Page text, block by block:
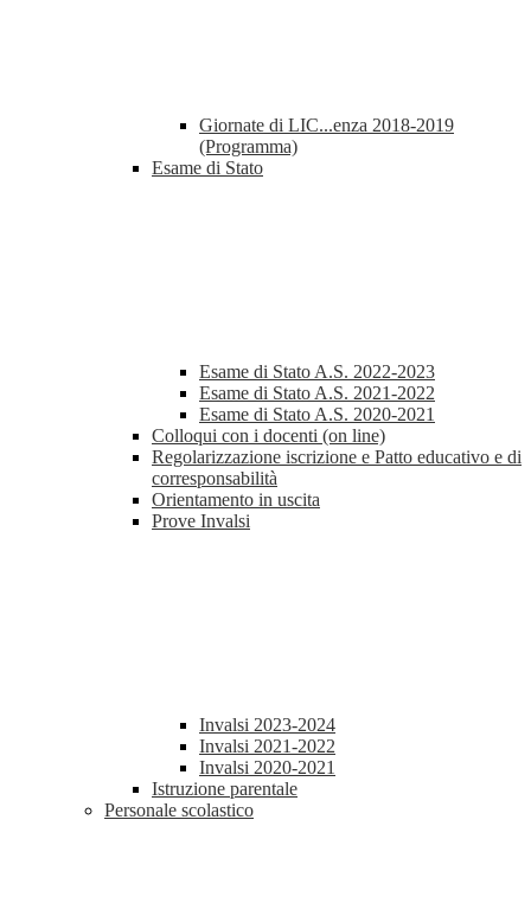
Giornate di LIC...enza 2018-2019
(Programma)
Esame di Stato
Esame di Stato A.S. 2022-2023
Esame di Stato A.S. 2021-2022
Esame di Stato A.S. 2020-2021
Colloqui con i docenti (on line)
Regolarizzazione iscrizione e Patto educativo e di
corresponsabilità
Orientamento in uscita
Prove Invalsi
Invalsi 2023-2024
Invalsi 2021-2022
Invalsi 2020-2021
Istruzione parentale
Personale scolastico